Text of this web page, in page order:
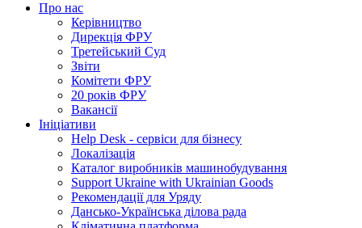
Про нас
Керівництво
Дирекція ФРУ
Третейський Суд
Звіти
Комітети ФРУ
20 років ФРУ
Вакансії
Ініціативи
Help Desk - сервіси для бізнесу
Локалізація
Каталог виробників машинобудування
Support Ukraine with Ukrainian Goods
Рекомендації для Уряду
Дансько-Українська ділова рада